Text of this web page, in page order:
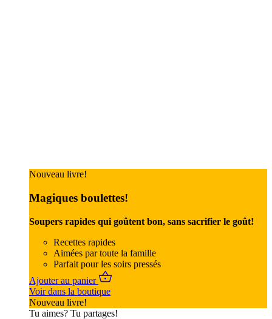
Nouveau livre!
Magiques boulettes!
Soupers rapides qui goûtent bon, sans sacrifier le goût!
Recettes rapides
Aimées par toute la famille
Parfait pour les soirs pressés
Ajouter au panier
Voir dans la boutique
Nouveau livre!
Tu aimes? Tu partages!